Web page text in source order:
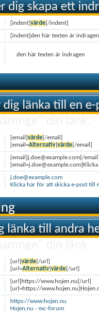
dig skapa ett
[indent]värde[/indent]
[indent]den här texten är
den här texten är indragen
länka till en
[email]värde[/email]
[email=Alternativ]värde[/email]
[email]j.doe@example.com[/
j.doe@example.com
Klicka här för att skicka e-post till
länka till andra
[url]värde[/url]
[url=Alternativ]värde[/url]
[url]https://www.hojen.nu[/url]
[url=https://
https://www.hojen.nu
Hojen.nu - mc-forum